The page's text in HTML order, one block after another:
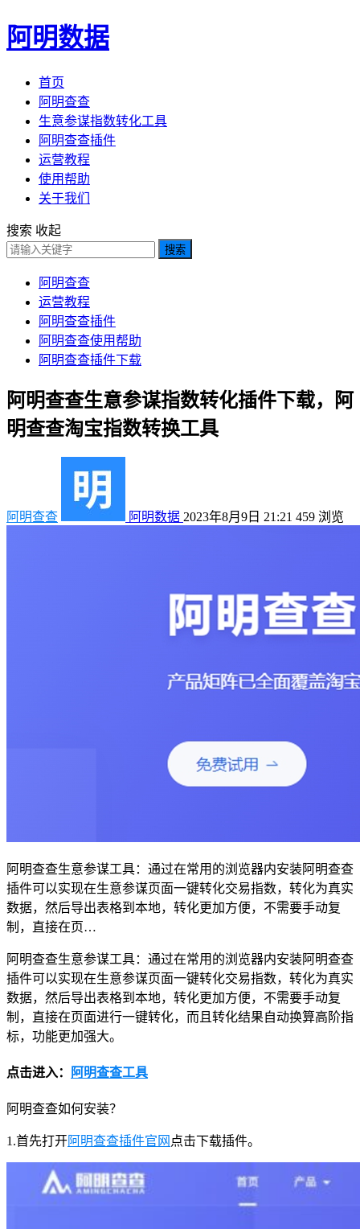
阿明数据
首页
阿明查查
生意参谋指数转化工具
阿明查查插件
运营教程
使用帮助
关于我们
搜索 收起
搜索
阿明查查
运营教程
阿明查查插件
阿明查查使用帮助
阿明查查插件下载
阿明查查生意参谋指数转化插件下载，阿
明查查淘宝指数转换工具
阿明查查 阿明数据 2023年8月9日 21:21 459 浏览
阿明查查生意参谋工具：通过在常用的浏览器内安装阿明查查
插件可以实现在生意参谋页面一键转化交易指数，转化为真实
数据，然后导出表格到本地，转化更加方便，不需要手动复
制，直接在页…
阿明查查生意参谋工具：通过在常用的浏览器内安装阿明查查
插件可以实现在生意参谋页面一键转化交易指数，转化为真实
数据，然后导出表格到本地，转化更加方便，不需要手动复
制，直接在页面进行一键转化，而且转化结果自动换算高阶指
标，功能更加强大。
点击进入： 阿明查查工具
阿明查查如何安装？
1.首先打开阿明查查插件官网 点击下载插件。